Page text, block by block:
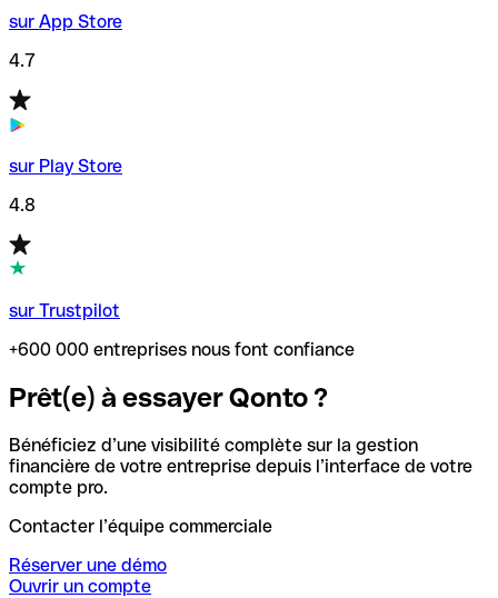
sur App Store
4.7
sur Play Store
4.8
sur Trustpilot
+600 000 entreprises nous font confiance
Prêt(e) à essayer Qonto ?
Bénéficiez d’une visibilité complète sur la gestion
financière de votre entreprise depuis l’interface de votre
compte pro.
Contacter l’équipe commerciale
Réserver une démo
Ouvrir un compte